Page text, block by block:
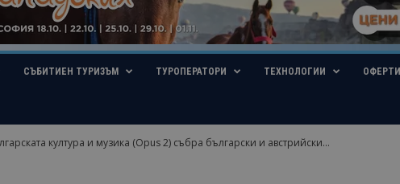
СЪБИТИЕН ТУРИЗЪМ ТУРОПЕРАТОРИ ТЕХНОЛОГИИ ОФЕРТИ
култура и музика (Opus 2) събра български и австрийски...